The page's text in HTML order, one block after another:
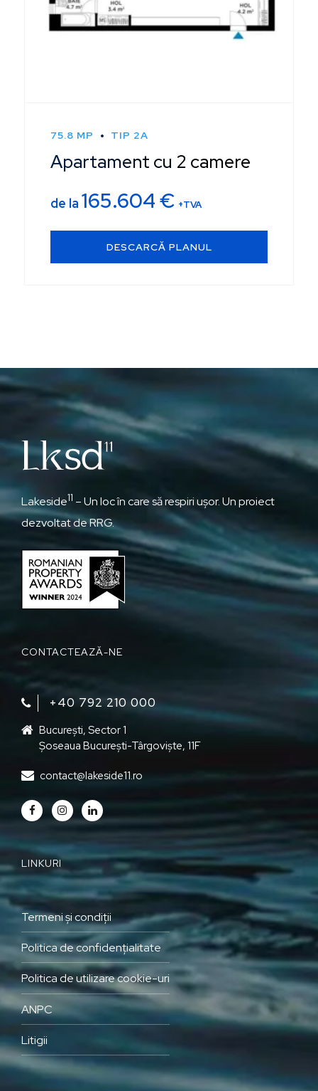
75.8 MP TIP 2A
Apartament cu 2 camere
de la 165.604€ +TVA
DESCARCĂ PLANUL
Lakeside11 – Un loc în care să respiri ușor. Un proiect
dezvoltat de RRG.
CONTACTEAZĂ-NE
+40 792 210 000‬
București, Sector 1
Șoseaua București-Târgoviște, 11F
contact@lakeside11.ro
LINKURI
Termeni și condiții
Politica de confidențialitate
Politica de utilizare cookie-uri
ANPC
Litigii